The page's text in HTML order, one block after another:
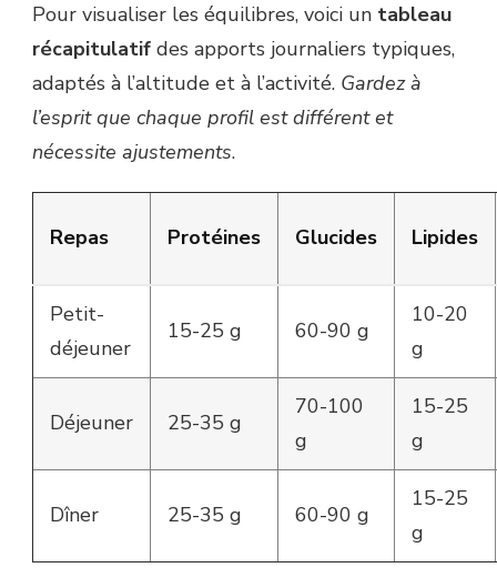
Pour visualiser les équilibres, voici un tableau
récapitulatif des apports journaliers typiques,
adaptés à l’altitude et à l’activité. Gardez à
l’esprit que chaque profil est différent et
nécessite ajustements.
Repas Protéines Glucides Lipides
Petit-
déjeuner
15-25 g 60-90 g
10-20
g
Déjeuner 25-35 g
70-100
g
15-25
g
Dîner 25-35 g 60-90 g
15-25
g